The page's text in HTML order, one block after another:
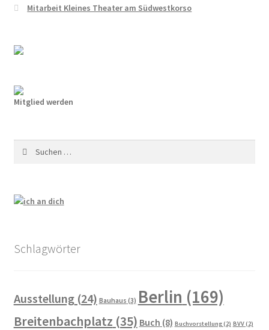
Spenden
Die Künstlerkolonie
…in der historischen Presse
Die Architektur der Künstlerkolonie Berlin und deren
Mitarbeit Kleines Theater am Südwestkorso
Mitglied werden
Schlagwörter
Ausstellung(24) Bauhaus (3) Berlin (169)
Breitenbachplatz (35) Buch (8) Buchvorstellung(2) BVV(2)